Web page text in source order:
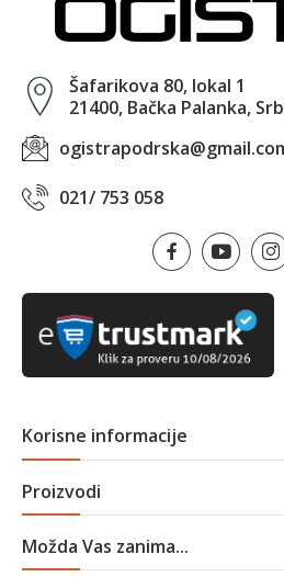
Šafarikova 80, lokal 1
21400, Bačka Palanka,
021/ 753 058
Korisne informacije
Proizvodi
Možda Vas zanima...